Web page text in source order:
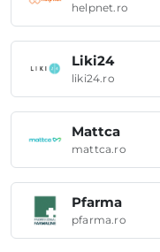
helpnet.ro
Liki24
liki24.ro
Mattca
mattca.ro
Pfarma
pfarma.ro